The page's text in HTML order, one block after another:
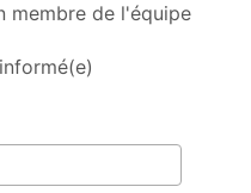
membre de l'équipe